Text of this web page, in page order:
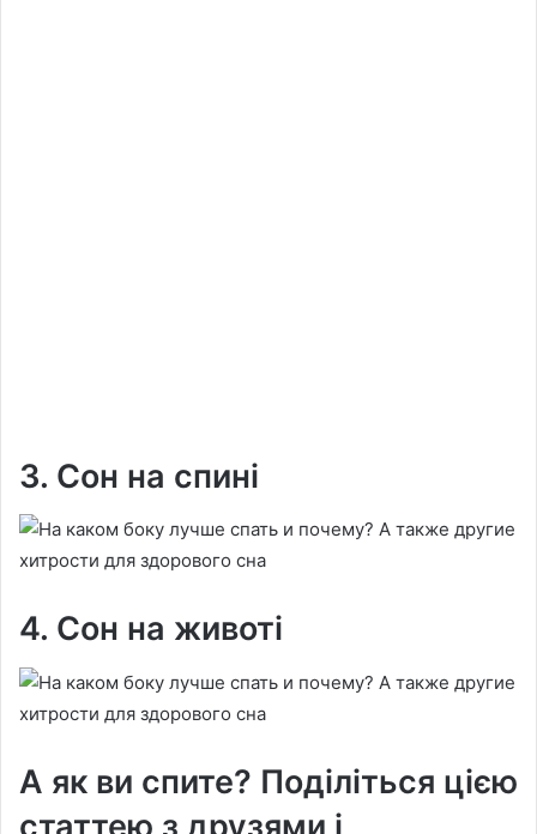
3. Сон на спині
4. Сон на животі
А як ви спите? Поділіться цією
статтею з друзями і